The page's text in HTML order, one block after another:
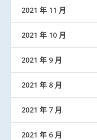
2021 年 11 月
2021 年 10 月
2021 年 9 月
2021 年 8 月
2021 年 7 月
2021 年 6 月